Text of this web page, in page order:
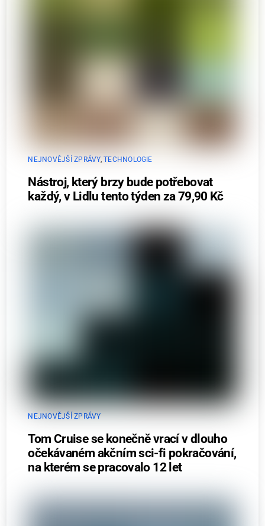
NEJNOVĚJŠÍ ZPRÁVY,TECHNOLOGIE
Nástroj, který brzy bude potřebovat
každý, v Lidlu tento týden za 79,90 Kč
NEJNOVĚJŠÍ ZPRÁVY
Tom Cruise se konečně vrací v dlouho
očekávaném akčním sci-fi pokračování,
na kterém se pracovalo 12 let